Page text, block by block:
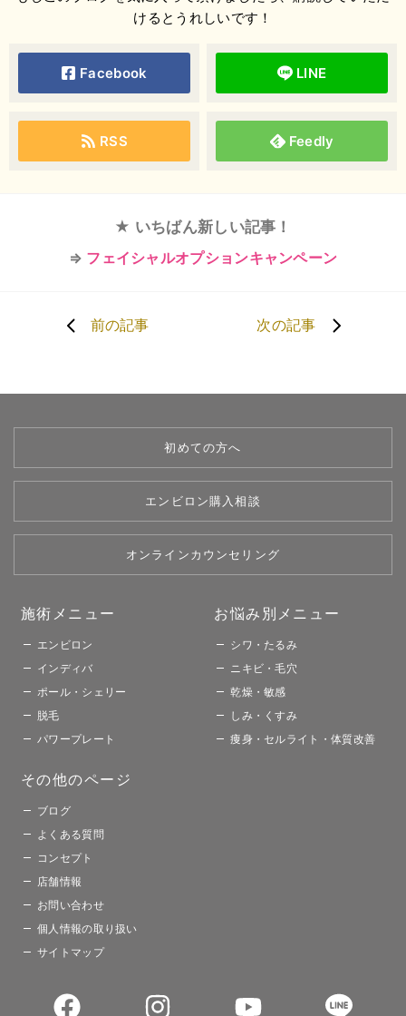
けるとうれしいです！
Facebook LINE
RSS Feedly
★ いちばん新しい記事！
⇒ フェイシャルオプションキャンペーン
前の記事 次の記事
初めての方へ
エンビロン購入相談
オンラインカウンセリング
施術メニュー​
エンビロン
インディバ
ポール・シェリー
脱毛
パワープレート
お悩み別メニュー​​
シワ・たるみ
ニキビ・毛穴
乾燥・敏感
しみ・くすみ
痩身・セルライト・体質改善
その他のページ​
ブログ
よくある質問
コンセプト
店舗情報
お問い合わせ
個人情報の取り扱い
サイトマップ